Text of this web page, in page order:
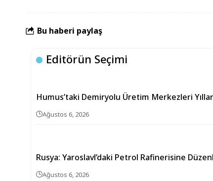
Bu haberi paylaş
Editörün Seçimi
Humus’taki Demiryolu Üretim Merkezleri
Ağustos 6, 2026
Rusya: Yaroslavl’daki Petrol Rafinerisine
Ağustos 6, 2026